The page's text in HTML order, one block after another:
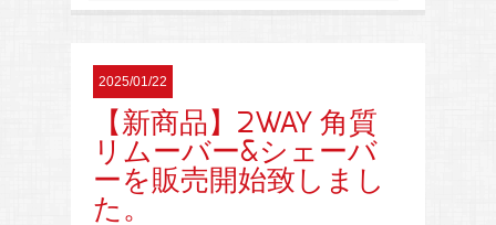
2025/01/22
【新商品】2WAY 角質
リムーバー&シェーバ
ーを販売開始致しまし
た。